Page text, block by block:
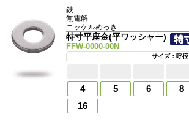
鉄
無電解
ニッケルめっき
特寸平座金(平ワッシャー)
FFW-0000-00N
サイズ：呼径
4
5 6 8
16